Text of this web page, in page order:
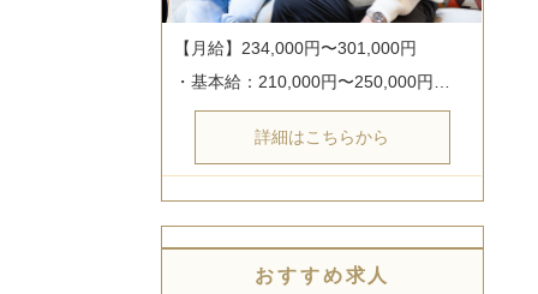
【月給】234,000円〜301,000円
・基本給：210,000円〜250,000円…
詳細はこちらから
おすすめ求人